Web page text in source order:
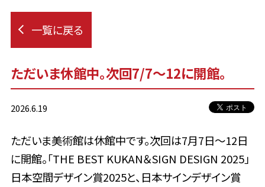
一覧に戻る
ただいま休館中。次回7/7～12に開館。
2026.6.19
ただいま美術館は休館中です。次回は7月7日～12日
に開館。「THE BEST KUKAN＆SIGN DESIGN 2025」
日本空間デザイン賞2025と、日本サインデザイン賞